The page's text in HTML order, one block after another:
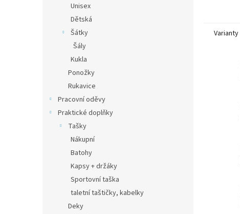
Unisex
Dětská
Šátky
Šály
Kukla
Ponožky
Rukavice
Pracovní oděvy
Praktické doplňky
Tašky
Nákupní
Batohy
Kapsy + držáky
Sportovní taška
taletní taštičky, kabelky
Deky
Varianty